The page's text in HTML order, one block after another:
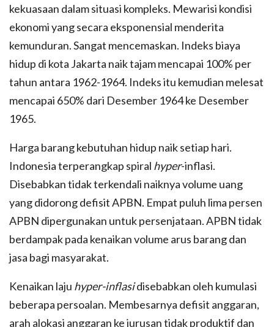
kekuasaan dalam situasi kompleks. Mewarisi kondisi
ekonomi yang secara eksponensial menderita
kemunduran. Sangat mencemaskan. Indeks biaya
hidup di kota Jakarta naik tajam mencapai 100% per
tahun antara 1962-1964. Indeks itu kemudian melesat
mencapai 650% dari Desember 1964 ke Desember
1965.
Harga barang kebutuhan hidup naik setiap hari.
Indonesia terperangkap spiral hyper-inflasi.
Disebabkan tidak terkendali naiknya volume uang
yang didorong defisit APBN. Empat puluh lima persen
APBN dipergunakan untuk persenjataan. APBN tidak
berdampak pada kenaikan volume arus barang dan
jasa bagi masyarakat.
Kenaikan laju hyper-inflasidisebabkan oleh kumulasi
beberapa persoalan. Membesarnya defisit anggaran,
arah alokasi anggaran ke jurusan tidak produktif dan